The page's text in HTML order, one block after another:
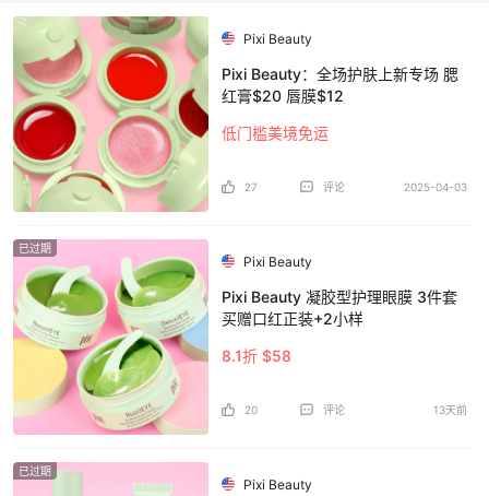
Pixi Beauty
Pixi Beauty：全场护肤上新专场 腮
红膏$20 唇膜$12
低门槛美境免运
27 评论 2025-04-03
已过期
Pixi Beauty
Pixi Beauty 凝胶型护理眼膜 3件套
买赠口红正装+2小样
8.1折 $58
20 评论 13天前
已过期
Pixi Beauty